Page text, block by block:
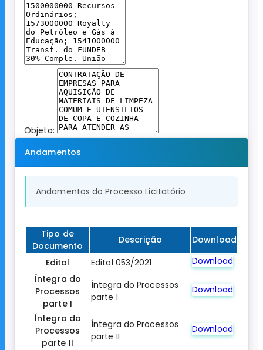
Objeto:
Andamentos
Andamentos do Processo Licitatório
Tipo de
Documento
Descrição
Download
Edital
Edital 053/2021
Download
Íntegra do
Processos
parte I
Íntegra do Processos
parte I
Download
Íntegra do
Processos
parte II
Íntegra do Processos
parte II
Download